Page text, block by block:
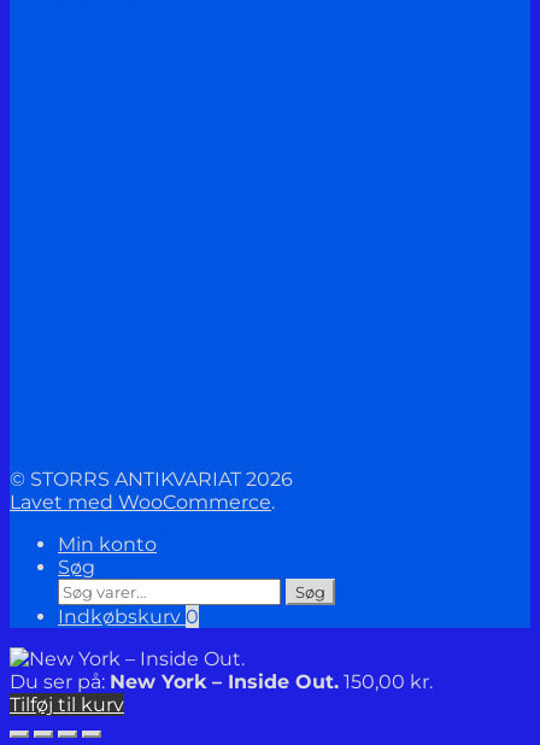
© STORRS ANTIKVARIAT 2026
Lavet med WooCommerce.
Min konto
Søg
Søg
efter:
Søg
Indkøbskurv 0
Du ser på: New York – Inside Out. 150,00 kr.
Tilføj til kurv